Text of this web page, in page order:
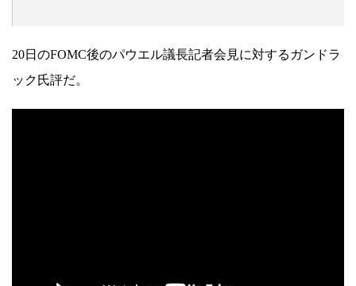
20日のFOMC後のパウエル議長記者会見に対するガンドラ
ック氏評だ。